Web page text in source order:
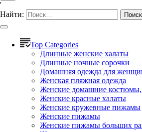
'
Найти:
Top Categories
Длинные женские халаты
Длинные ночные сорочки
Домашняя одежда для
Женская пляжная одежда
Женские домашние
Женские красные халаты
Женские кружевные пижамы
Женские пижамы
Женские пижамы больших